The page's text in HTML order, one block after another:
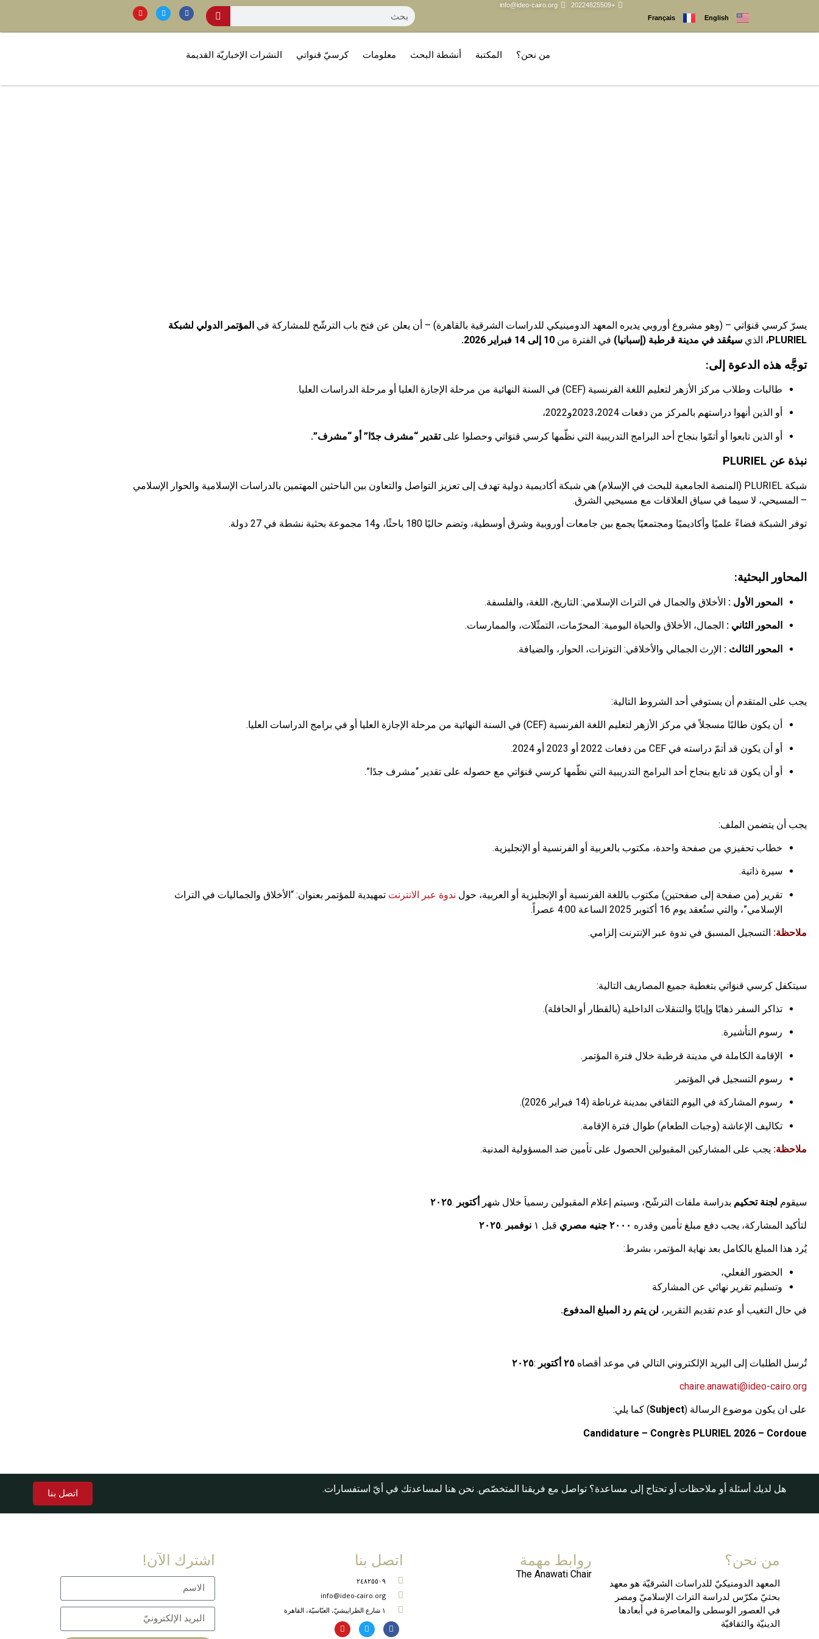
Français
+20224825509
info@ideo-cairo.org
من نحن؟ المكتبة أنشطة البحث معلومات كرسيّ قنواتي النشرات الإخباريّة القديمة
يسرّ كرسي قنوَاتي – (وهو مشروع أوروبي يديره المعهد الدومينيكي للدراسات الشرقية بالقاهرة) – أن يعلن عن فتح باب الترشّح للمشاركة في المؤتمر الدولي لشبكة
PLURIEL،
الذي سيعُقد في مدينة قرطبة (إسبانيا) في الفترة من 10 إلى 14 فبراير 2026.
توجَّه هذه الدعوة إلى:
طالبات وطلاب مركز الأزهر لتعليم اللغة الفرنسية (CEF) في السنة النهائية من مرحلة الإجازة العليا أو مرحلة الدراسات العليا.
أو الذين أنهوا دراستهم بالمركز من دفعات 2023،2024و2022،
أو الذين تابعوا أو أتمّوا بنجاح أحد البرامج التدريبية التي نظّمها كرسي قنوَاتي وحصلوا علىتقدير “مشرف جدًا” أو “مشرف”.
نبذة عن PLURIEL
شبكة PLURIEL (المنصة الجامعية للبحث في الإسلام) هي شبكة أكاديمية دولية تهدف إلى تعزيز التواصل والتعاون بين الباحثين المهتمين بالدراسات الإسلامية والحوار الإسلامي
– المسيحي، لا سيما في سياق العلاقات مع مسيحيي الشرق.
توفر الشبكة فضاءً علميًا وأكاديميًا ومجتمعيًا يجمع بين جامعات أوروبية وشرق أوسطية، وتضم حاليًا 180 باحثًا، و14 مجموعة بحثية نشطة في 27 دولة.
المحاور البحثية:
المحور الأول : الأخلاق والجمال في التراث الإسلامي: التاريخ، اللغة، والفلسفة.
المحور الثاني : الجمال، الأخلاق والحياة اليومية: المحرّمات، التمثّلات، والممارسات.
المحور الثالث : الإرث الجمالي والأخلاقي: التوترات، الحوار، والضيافة.
يجب على المتقدم أن يستوفي أحد الشروط التالية:
أن يكون طالبًا مسجلاً في مركز الأزهر لتعليم اللغة الفرنسية (CEF) في السنة النهائية من مرحلة الإجازة العليا أو في برامج الدراسات العليا.
أو أن يكون قد أتمّ دراسته في CEF من دفعات 2022 أو 2023 أو 2024.
أو أن يكون قد تابع بنجاح أحد البرامج التدريبية التي نظّمها كرسي قنوَاتي مع حصوله على تقدير “مشرف جدًا”.
يجب أن يتضمن الملف:
خطاب تحفيزي من صفحة واحدة، مكتوب بالعربية أو الفرنسية أو الإنجليزية.
سيرة ذاتية.
تقرير (من صفحة إلى صفحتين) مكتوب باللغة الفرنسية أو الإنجليزية أو العربية، حول ندوة عبر الانترنت تمهيدية للمؤتمر بعنوان: “الأخلاق والجماليات في التراث
الإسلامي”، والتي ستُعقد يوم 16 أكتوبر 2025 الساعة 4:00 عصراً.
ملاحظة: التسجيل المسبق في ندوة عبر الإنترنت إلزامي.
سيتكفل كرسي قنوَاتي بتغطية جميع المصاريف التالية:
تذاكر السفر ذهابًا وإيابًا والتنقلات الداخلية (بالقطار أو الحافلة).
رسوم التأشيرة.
الإقامة الكاملة في مدينة قرطبة خلال فترة المؤتمر.
رسوم التسجيل في المؤتمر.
رسوم المشاركة في اليوم الثقافي بمدينة غرناطة (14 فبراير 2026).
تكاليف الإعاشة (وجبات الطعام) طوال فترة الإقامة.
ملاحظة: يجب على المشاركين المقبولين الحصول على تأمين ضد المسؤولية المدنية.
سيقوم لجنة تحكيم بدراسة ملفات الترشّح، وسيتم إعلام المقبولين رسمياَ خلال شهر أكتوبر .٢٠٢٥
لتأكيد المشاركة، يجب دفع مبلغ تأمين وقدره ٢٠٠٠ جنيه مصري قبل ١ نوفمبر .٢٠٢٥
يُرد هذا المبلغ بالكامل بعد نهاية المؤتمر، بشرط:
الحضور الفعلي،
وتسليم تقرير نهائي عن المشاركة
في حال التغيب أو عدم تقديم التقرير، لن يتم رد المبلغ المدفوع.
تُرسل الطلبات إلى البريد الإلكتروني التالي في موعد أقصاه ٢٥ أكتوبر :٢٠٢٥
chaire.anawati@ideo-cairo.org
على ان يكون موضوع الرسالة (Subject) كما يلي:
Candidature – Congrès PLURIEL 2026 – Cordoue
هل لديك أسئلة أو ملاحظات أو تحتاج إلى مساعدة؟ تواصل مع فريقنا المتخصّص. نحن هنا لمساعدتك في أيّ استفسارات. اتصل بنا
من نحن؟
المعهد الدومنيكيّ للدراسات الشرقيّة هو معهد
بحثيّ مكرّس لدراسة التراث الإسلاميّ ومصر
في العصور الوسطى والمعاصرة في أبعادها
الدينيّة والثقافيّة
روابط مهمة
The Anawati Chair
اتصل بنا
٢٤٨٢٥٥٠٩
info@ideo-cairo.org
١ شارع الطرابيشيّ، العبّاسيّة، القاهرة
اشترك الآن!